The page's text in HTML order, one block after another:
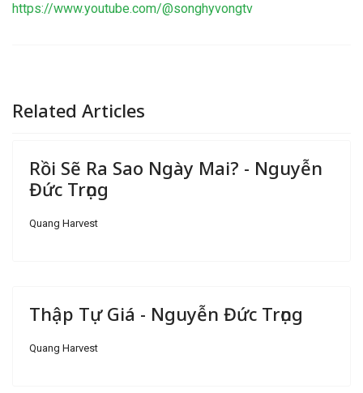
https://www.youtube.com/@songhyvongtv
Related Articles
Rồi Sẽ Ra Sao Ngày Mai? - Nguyễn
Đức Trọng
Quang Harvest
Thập Tự Giá - Nguyễn Đức Trọng
Quang Harvest